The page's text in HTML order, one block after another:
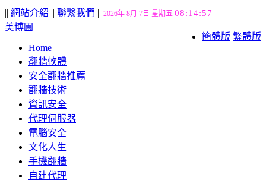
|| 網站介紹 || 聯繫我們 || 2026年 8月 7日 星期五 08:14:57
簡體版 繁體版
美博園
Home
翻牆軟體
安全翻牆推薦
翻牆技術
資訊安全
代理伺服器
電腦安全
文化人生
手機翻牆
自建代理